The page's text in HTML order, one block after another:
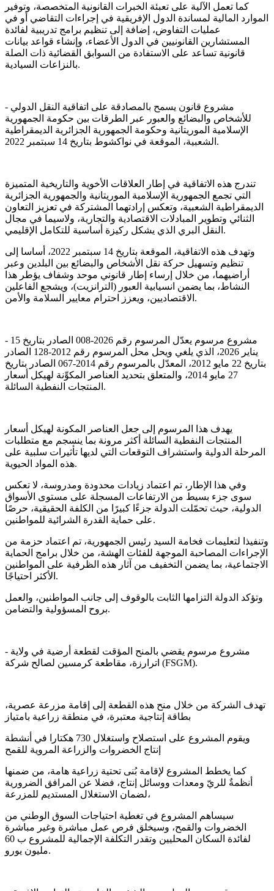
كما تعمل الآلية على تعبئة الخبرات القانونية المتخصصة، وتوفير
الموارد المالية لمساندة الدول الإفريقية في إجراءات التقاضي أو في
عمليات التفاوض، إضافة إلى تنظيم برامج تدريبية لفائدة
المستشارين القانونيين في الدول الأعضاء، وإنشاء قواعد بيانات
قانونية تساعد على الاستفادة من السوابق القضائية ذات الصلة
بالنزاعات السيادية.
- مشروع قانون يسمح بالمصادقة على اتفاقية النقل الدولي
للأشخاص والبضائع والعبور عبر الطرقات بين حكومة الجمهورية
الإسلامية الموريتانية وحكومة الجمهورية الجزائرية الديمقراطية
الشعبية، الموقعة في نواكشوط بتاريخ 14 سبتمبر 2022.
تندرج هذه الاتفاقية في إطار العلاقات الأخوية والتاريخية المتميزة
التي تجمع الجمهورية الإسلامية الموريتانية والجمهورية الجزائرية
الديمقراطية الشعبية، وتعكس إرادتهما المشتركة في تعزيز التعاون
الثنائي وتطوير المبادلات الاقتصادية والتجارية، ولاسيما في مجال
النقل البري الذي يشكل ركيزة أساسية للتكامل الإقليمي.
وتهدف هذه الاتفاقية، الموقعة بتاريخ 14 سبتمبر 2022، أساسا إلى
تنظيم وتسهيل حركة نقل الأشخاص والبضائع بين البلدين وعبر
أراضيهما، من خلال إرساء إطار قانوني موحد وشفاف يؤطر هذا
النشاط، بما يضمن انسيابية العبور (الترانزيت)، ويشجع الفاعلين
الاقتصاديين، ويعزز احترام معايير السلامة والأمن.
- مشروع مرسوم يعدّل المرسوم رقم 2026-008 الصادر بتاريخ 15
يناير 2026، الذي يلغي ويحل محل المرسوم رقم 2012-128 الصادر
بتاريخ 22 مايو 2012، المعدّل بالمرسوم رقم 2014-067 الصادر بتاريخ
27 مايو 2014، والمتعلق بتحديد العناصر المكوِّنة لهيكل أسعار
المنتجات النفطية السائلة.
يهدف هذا المرسوم إلى جعل العناصر المكونة لهيكل أسعار
المنتجات النفطية السائلة أكثر مرونة بما ينسجم مع متطلبات
المرحلة الدولية واستشراف التوقعات التي لديها تأثيرات سلبية على
هذه المواد الحيوية.
وفي هذا الإطار، تم اعتماد زيادات محدودة ومدروسة، لا تعكس
سوى جزء بسيط من الارتفاعات المسجلة على مستوى الأسواق
الدولية، حيث تحمّلت الدولة جزءًا كبيرًا من الكلفة الحقيقية، حرصًا
على حماية القدرة الشرائية للمواطنين.
وتنفيذا لتعليمات فخامة السيد رئيس الجمهورية، تم اعتماد حزمة من
الإجراءات المصاحبة الموجهة للفئات الهشة، من خلال برامج الحماية
الاجتماعية، بما يضمن التخفيف من آثار هذه الظرفية على المواطنين
الأكثر احتياجًا.
وتؤكد الدولة التزامها الثابت بالوقوف إلى جانب المواطنين، والعمل
بروح المسؤولية والتضامن.
- مشروع مرسوم يقضي بالمنح المؤقت لقطعة أرضية في ولاية
اترارزة، مقاطعة كرمسين لصالح شركة (FSGM).
تهدف الشركة من خلال منح هذه القطعة إلى إقامة مزرعة عصرية،
بطاقة إنتاجية معتبرة، في منطقة زراعية بامتياز
ويقوم المشروع على استصلاح واستغلال 730 هكتارا في أنشطة
إنتاج الخضروات والزراعة المروية للقمح
كما يخطط المشروع لإقامة بُنى تحتية زراعية هامة، من ضمنها
أنظمةٌ للريّ ومعدات ووسائل إنتاج، فضلا عن المرافق الضرورية
لضمان الاستغلال المستديم للمزرعة،
سيساهم المشروع في تغطية احتياجات السوق الوطني من
الخضروات والقمح، وسيخلق فرص عمل مباشرة وغير مباشرة
لفائدة السكان المحليين وتقدر التكلفة الإجمالية للمشروع ب 60
مليون يورو.